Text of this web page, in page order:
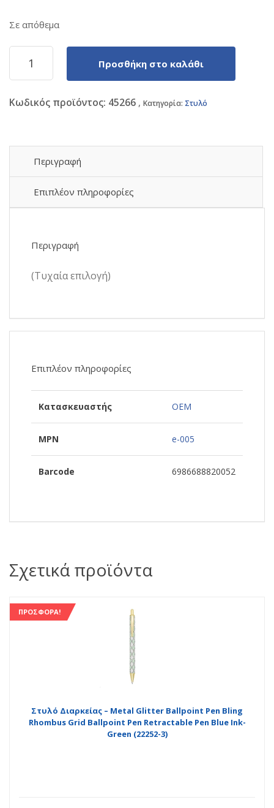
was:
4,99 €.
τιμή
είναι:
Σε απόθεμα
Στυλό
Τερατάκι
Ballpoint
με
005)
ποσότητα
Προσθήκη στο καλάθι
Κωδικός προϊόντος: 45266 Κατηγορία: Στυλό
Περιγραφή
Επιπλέον πληροφορίες
Περιγραφή
(Τυχαία επιλογή)
Επιπλέον πληροφορίες
Κατασκευαστής OEM
MPN e-005
Barcode 6986688820052
Σχετικά προϊόντα
ΠΡΟΣΦΟΡΆ!
Στυλό Διαρκείας – Metal Glitter Ballpoint Pen Bling
Rhombus Grid Ballpoint Pen Retractable Pen Blue Ink-
Green (22252-3)